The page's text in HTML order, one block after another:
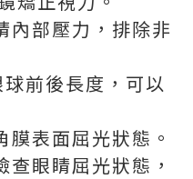
內部壓力，排除非
前後長度，可以
表面屈光狀態。
眼睛屈光狀態，